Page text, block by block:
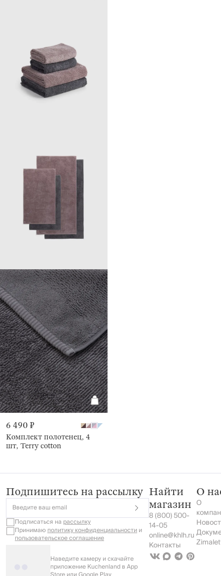
6 490 ₽
Комплект полотенец, 4
шт, Terry cotton
Подпишитесь на рассылку
Введите ваш email
Подписаться на рассылку
Принимаюполитику конфиденциальностии
пользовательское соглашение
Наведите камеру и скачайте
приложение Kuchenland в App
Найти
магазин
8 (800) 500-
14-05
online@khlh.ru
Контакты
О
О